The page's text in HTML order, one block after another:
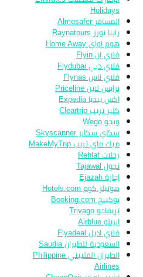
Holidays
المسافر Almosafer
راينا تورز Raynatours
هوم اواي Home Away
فلاي إن Flyin
فلاي دبي Flydubai
فلاي ناس Flynas
برايس لاين Priceline
اكس بيديا Expedia
كلير تريب Cleartrip
ويجو Wego
سكاي سكانر Skyscanner
ميك ماي تريب MakeMyTrip
رحلات Rehlat
تجول Tajawal
إجازة Ejazah
هوتيلز.كوم Hotels.com
بوكينج Booking.com
تريفاجو Trivago
ايربلو Airblue
فلاي اديل Flyadeal
السعودية للطيران Saudia
الطيران الفلبيني Philippine
Airlines